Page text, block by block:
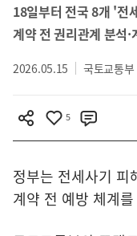
18일부터 전국 8개 '전
계약 전 권리관계 분석
2026.05.15 국토교통부
5
정부는 전세사기 피
계약 전 예방 체계